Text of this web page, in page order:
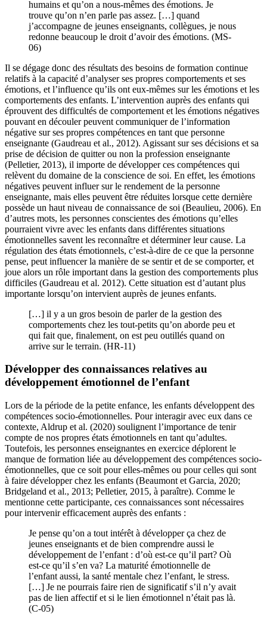
humains et qu’on a nous-mêmes des émotions. Je
trouve qu’on n’en parle pas assez. […] quand
j’accompagne de jeunes enseignants, collègues, je nous
redonne beaucoup le droit d’avoir des émotions. (MS-
06)
Il se dégage donc des résultats des besoins de formation continue
relatifs à la capacité d’analyser ses propres comportements et ses
émotions, et l’influence qu’ils ont eux-mêmes sur les émotions et les
comportements des enfants. L’intervention auprès des enfants qui
éprouvent des difficultés de comportement et les émotions négatives
pouvant en découler peuvent communiquer de l’information
négative sur ses propres compétences en tant que personne
enseignante (Gaudreau et al., 2012). Agissant sur ses décisions et sa
prise de décision de quitter ou non la profession enseignante
(Pelletier, 2013), il importe de développer ces compétences qui
relèvent du domaine de la conscience de soi. En effet, les émotions
négatives peuvent influer sur le rendement de la personne
enseignante, mais elles peuvent être réduites lorsque cette dernière
possède un haut niveau de connaissance de soi (Beaulieu, 2006). En
d’autres mots, les personnes conscientes des émotions qu’elles
pourraient vivre avec les enfants dans différentes situations
émotionnelles savent les reconnaître et déterminer leur cause. La
régulation des états émotionnels, c’est-à-dire de ce que la personne
pense, peut influencer la manière de se sentir et de se comporter, et
joue alors un rôle important dans la gestion des comportements plus
difficiles (Gaudreau et al. 2012). Cette situation est d’autant plus
importante lorsqu’on intervient auprès de jeunes enfants.
[…] il y a un gros besoin de parler de la gestion des
comportements chez les tout-petits qu’on aborde peu et
qui fait que, finalement, on est peu outillés quand on
arrive sur le terrain. (HR-11)
Développer des connaissances relatives au
développement émotionnel de l’enfant
Lors de la période de la petite enfance, les enfants développent des
compétences socio-émotionnelles. Pour interagir avec eux dans ce
contexte, Aldrup et al. (2020) soulignent l’importance de tenir
compte de nos propres états émotionnels en tant qu’adultes.
Toutefois, les personnes enseignantes en exercice déplorent le
manque de formation liée au développement des compétences socio-
émotionnelles, que ce soit pour elles-mêmes ou pour celles qui sont
à faire développer chez les enfants (Beaumont et Garcia, 2020;
Bridgeland et al., 2013; Pelletier, 2015, à paraître). Comme le
mentionne cette participante, ces connaissances sont nécessaires
pour intervenir efficacement auprès des enfants :
Je pense qu’on a tout intérêt à développer ça chez de
jeunes enseignants et de bien comprendre aussi le
développement de l’enfant : d’où est-ce qu’il part? Où
est-ce qu’il s’en va? La maturité émotionnelle de
l’enfant aussi, la santé mentale chez l’enfant, le stress.
[…] Je ne pourrais faire rien de significatif s’il n’y avait
pas de lien affectif et si le lien émotionnel n’était pas là.
(C-05)